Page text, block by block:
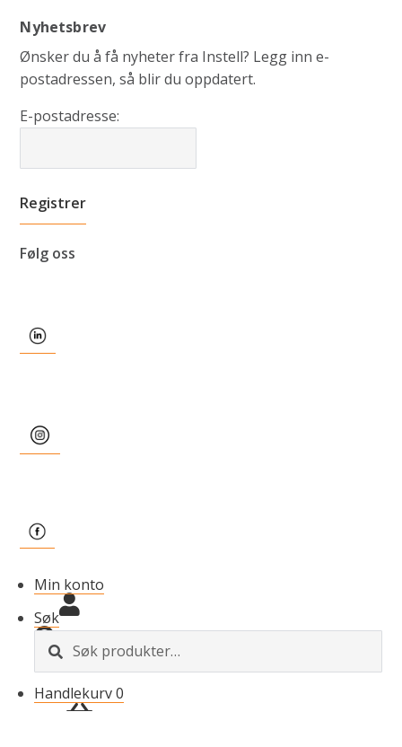
Nyhetsbrev
Ønsker du å få nyheter fra Instell? Legg inn e-
postadressen, så blir du oppdatert.
E-postadresse:
Følg oss
Min konto
Søk
k
Handlekurv0